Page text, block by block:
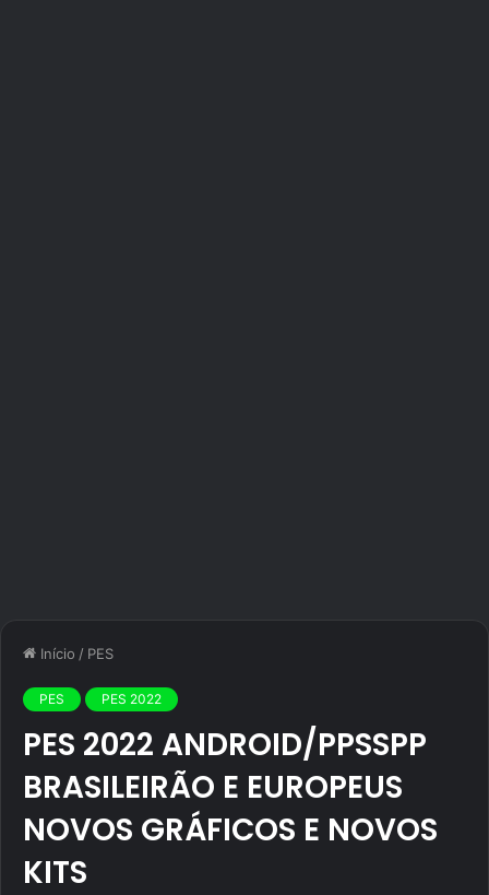
Início / PES
PES PES 2022
PES 2022 ANDROID/PPSSPP
BRASILEIRÃO E EUROPEUS
NOVOS GRÁFICOS E NOVOS
KITS